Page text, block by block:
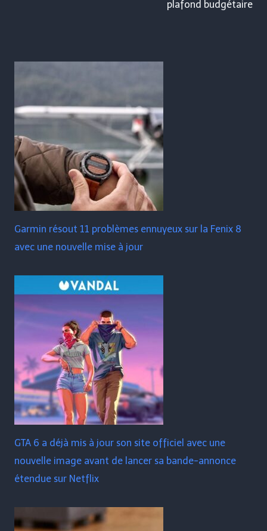
plafond budgétaire
Garmin résout 11 problèmes ennuyeux sur la Fenix ​​​​8
avec une nouvelle mise à jour
GTA 6 a déjà mis à jour son site officiel avec une
nouvelle image avant de lancer sa bande-annonce
étendue sur Netflix